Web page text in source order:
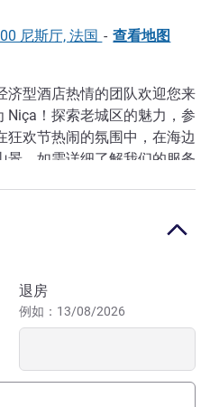
尼斯厅, 法国 - 查看地图
济型酒店热情的团队欢迎您来
Niça！探索老城区的魅力，参
狂欢节热闹的氛围中，在海边
景。如需详细了解我们的服务
优越，靠近火车站、机场和
还是电车前来，酒店的位置
斯和戛纳等标志性城市以及
。这里的氛围充满活力，还
退房
例如：13/08/2026